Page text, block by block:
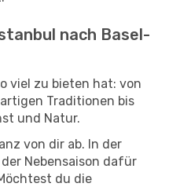
nach Basel-
viel zu bieten hat: von
Traditionen bis
und Natur.
von dir ab. In der
Nebensaison dafür
du die